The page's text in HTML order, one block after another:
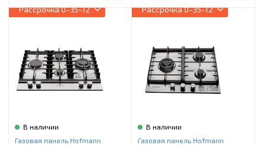
Рассрочка0-35-12
В наличии
Газовая панель Hofmann
Рассрочка0-35-12
В наличии
Газовая панель Hofmann